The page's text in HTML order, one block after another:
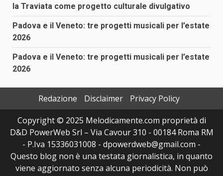
la Traviata come progetto culturale divulgativo
Padova e il Veneto: tre progetti musicali per l’estate
2026
Padova e il Veneto: tre progetti musicali per l’estate
2026
Redazione Disclaimer
Privacy Policy
Copyright © 2025 Melodicamente.com proprietà di
D&D PowerWeb Srl – Via Cavour 310 - 00184 Roma RM
- P.Iva 15336031008 - dpowerdweb@gmail.com -
Questo blog non è una testata giornalistica, in quanto
viene aggiornato senza alcuna periodicità. Non può